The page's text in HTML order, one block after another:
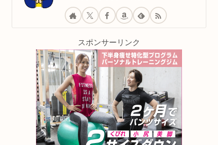
スポンサーリンク